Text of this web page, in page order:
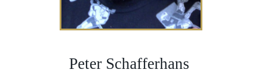
Peter Schafferhans